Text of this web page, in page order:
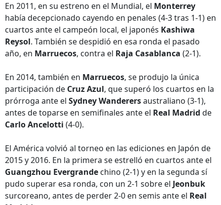
En 2011, en su estreno en el Mundial, el Monterrey
había decepcionado cayendo en penales (4-3 tras 1-1) en
cuartos ante el campeón local, el japonés Kashiwa
Reysol. También se despidió en esa ronda el pasado
año, en Marruecos, contra el Raja Casablanca (2-1).
En 2014, también en Marruecos, se produjo la única
participación de Cruz Azul, que superó los cuartos en la
prórroga ante el Sydney Wanderersaustraliano (3-1),
antes de toparse en semifinales ante el Real Madrid de
Carlo Ancelotti (4-0).
El América volvió al torneo en las ediciones en Japón de
2015 y 2016. En la primera se estrelló en cuartos ante el
Guangzhou Evergrande chino (2-1) y en la segunda sí
pudo superar esa ronda, con un 2-1 sobre el Jeonbuk
surcoreano, antes de perder 2-0 en semis ante el Real